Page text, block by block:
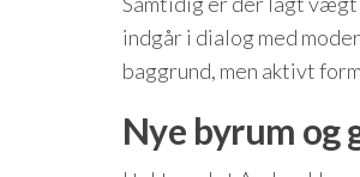
indgår i dialog med
baggrund, men aktivt
Nye byrum og